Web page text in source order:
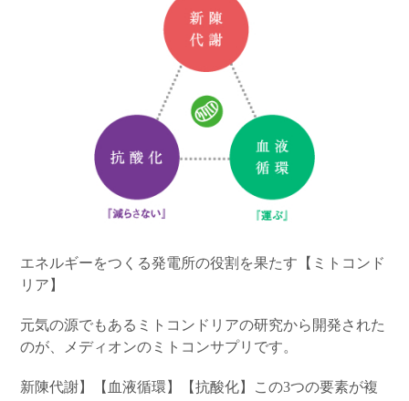
エネルギーをつくる発電所の役割を果たす【ミトコンド
リア】
元気の源でもあるミトコンドリアの研究から開発された
のが、メディオンのミトコンサプリです。
新陳代謝】【血液循環】【抗酸化】この3つの要素が複